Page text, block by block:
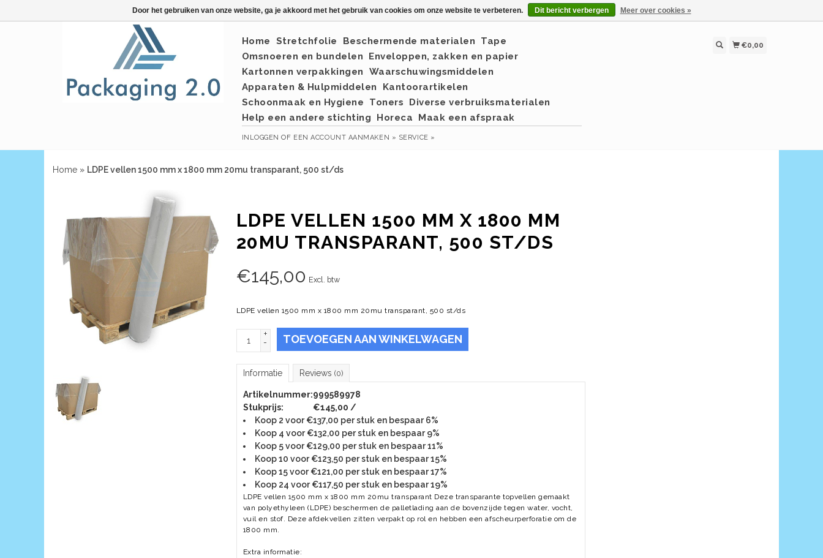
Home Stretchfolie Beschermende materialen
Tape
Omsnoeren en bundelen
Enveloppen, zakken en papier
Kartonnen verpakkingen
Waarschuwingsmiddelen
Apparaten & Hulpmiddelen
Kantoorartikelen
Schoonmaak en Hygiene
Toners
Diverse verbruiksmaterialen
Help een andere stichting
Horeca Maak een afspraak
INLOGGEN OF EEN ACCOUNT AANMAKEN » SERVICE »
€0,00
Home » LDPE vellen 1500 mm x 1800 mm 20mu transparant, 500 st/ds
LDPE VELLEN 1500 MM X 1800 MM
20MU TRANSPARANT, 500 ST/DS
€145,00 Excl. btw
LDPE vellen 1500 mm x 1800 mm 20mu transparant, 500 st/ds
+
-
TOEVOEGEN AAN WINKELWAGEN
Informatie Reviews (0)
Artikelnummer:999589978
Stukprijs:
€145,00 /
Koop 2 voor €137,00 per stuk en bespaar 6%
Koop 4 voor €132,00 per stuk en bespaar 9%
Koop 5 voor €129,00 per stuk en bespaar 11%
Koop 10 voor €123,50 per stuk en bespaar 15%
Koop 15 voor €121,00 per stuk en bespaar 17%
Koop 24 voor €117,50 per stuk en bespaar 19%
LDPE vellen 1500 mm x 1800 mm 20mu transparant Deze transparante topvellen gemaakt
van polyethyleen (LDPE) beschermen de palletlading aan de bovenzijde tegen water, vocht,
vuil en stof. Deze afdekvellen zitten verpakt op rol en hebben een afscheurperforatie om de
1800 mm.
Extra informatie:
Door het gebruiken van onze website, ga je akkoord met het gebruik van cookies om onze website te verbeteren. Dit bericht verbergen Meer over cookies »